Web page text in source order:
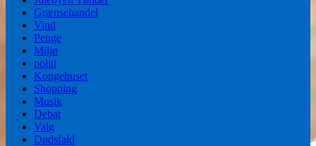
Grænsehandel
Vind
Penge
Miljø
politi
Kongehuset
Shopping
Musik
Debat
Valg
Dødsfald